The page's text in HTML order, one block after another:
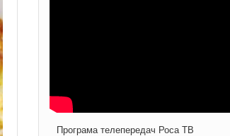
Програма телепередач Роса ТВ